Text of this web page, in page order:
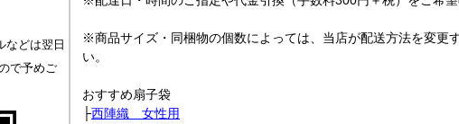
などは翌日
で予めご
※商品サイズ・同梱物の個数によっては、当店が配送方法を変更
い。
おすすめ扇子袋
├西陣織 女性用